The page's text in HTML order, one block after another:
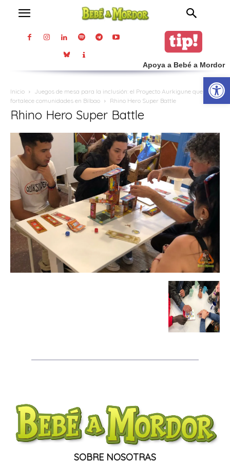
Apoya a Bebé a Mordor
Inicio
Juegos de mesa para la inclusión: el Proyecto Aurkigune que
fortalece comunidades en Bilbao
Rhino Hero Super Battle
Rhino Hero Super Battle
SOBRE NOSOTRAS